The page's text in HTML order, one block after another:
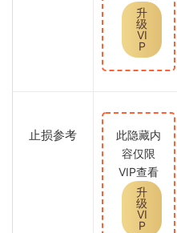
升
级
VI
P
止损参考
此隐藏内
容仅限
VIP查看
升
级
VI
P